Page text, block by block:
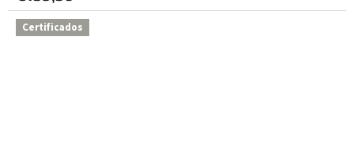
Certificados